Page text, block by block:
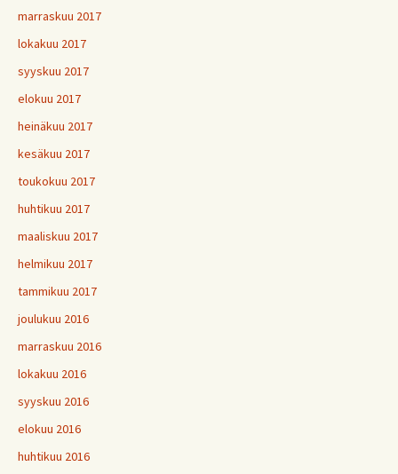
marraskuu 2017
lokakuu 2017
syyskuu 2017
elokuu 2017
heinäkuu 2017
kesäkuu 2017
toukokuu 2017
huhtikuu 2017
maaliskuu 2017
helmikuu 2017
tammikuu 2017
joulukuu 2016
marraskuu 2016
lokakuu 2016
syyskuu 2016
elokuu 2016
huhtikuu 2016